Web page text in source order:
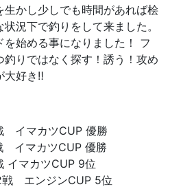
かし少しでも時間があれば桧
況下で釣りをして来ました。
始める事になりました！ フ
釣りではなく探す！誘う！攻め
大好き‼︎
イマカツCUP 優勝
イマカツCUP 優勝
イマカツCUP 9位
エンジンCUP 5位